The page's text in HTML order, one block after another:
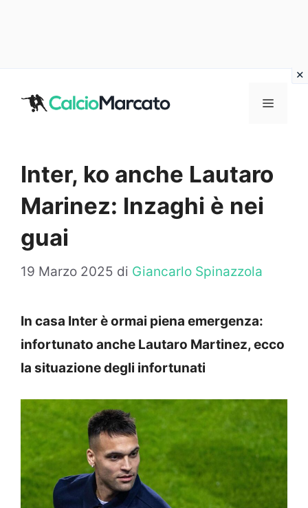
MENU
Inter, ko anche Lautaro
Marinez: Inzaghi è nei
guai
19 Marzo 2025 di Giancarlo Spinazzola
In casa Inter è ormai piena emergenza:
infortunato anche Lautaro Martinez, ecco
la situazione degli infortunati